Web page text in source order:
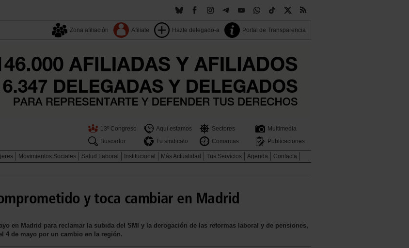
Zona afiliación Afiliate Hazte delegado-a Portal de Transparencia
13º Congreso Aquí estamos Sectores
Multimedia
Buscador
Tu sindicato Comarcas Publicaciones
Movimientos Sociales Salud Laboral Institucional Más Actualidad Tus Servicios Agenda
Contacta
y toca cambiar en Madrid
en Madrid para reclamar la subida del SMI y la derogación de las reformas laboral y de pensiones,
4 de mayo por un cambio en la región.